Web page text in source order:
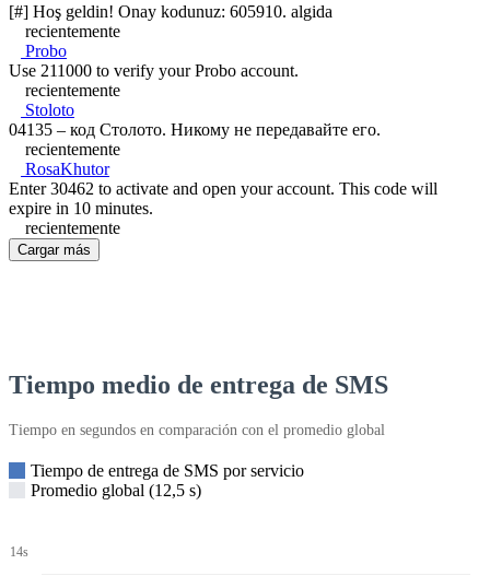
[#] Hoş geldin! Onay kodunuz: 605910. algida
recientemente
Probo
Use 211000 to verify your Probo account.
recientemente
Stoloto
04135 – код Столото. Никому не передавайте его.
recientemente
RosaKhutor
Enter 30462 to activate and open your account. This code will
expire in 10 minutes.
recientemente
Cargar más
Tiempo medio de entrega de SMS
Tiempo en segundos en comparación con el promedio global
Tiempo de entrega de SMS por servicio
Promedio global (12,5 s)
14s